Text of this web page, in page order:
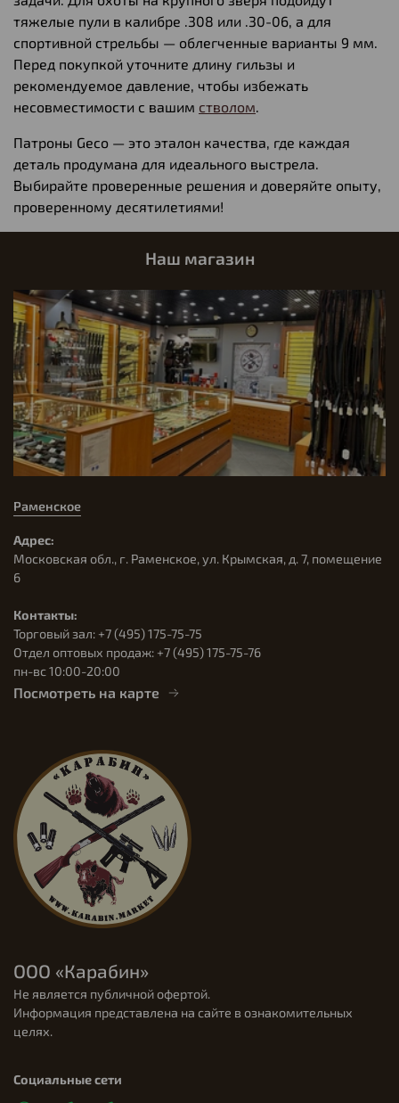
тяжелые пули в калибре .308 или .30-06, а для
спортивной стрельбы — облегченные варианты 9 мм.
Перед покупкой уточните длину гильзы и
рекомендуемое давление, чтобы избежать
несовместимости с вашим стволом
Патроны Geco — это эталон качества, где каждая
деталь продумана для идеального выстрела.
Выбирайте проверенные решения и доверяйте опыту,
проверенному десятилетиями!
Наш магазин
Раменское
Адрес:
Московская обл., г. Раменское, ул. Крымская, д. 7, помещение
6
Контакты:
Торговый зал: +7 (495) 175-75-75
Отдел оптовых продаж: +7 (495) 175-75-76
пн-вс 10:00-20:00
Посмотреть на карте
ООО «Карабин»
Не является публичной офертой.
Информация представлена на сайте в ознакомительных
целях.
Социальные сети